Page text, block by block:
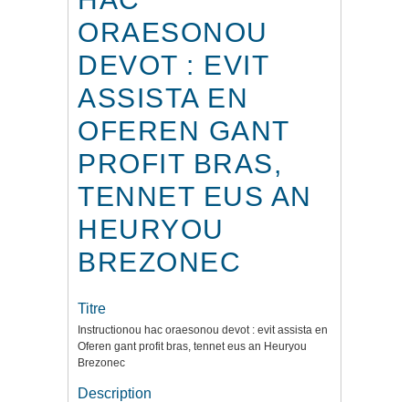
ORAESONOU
DEVOT : EVIT
ASSISTA EN
OFEREN GANT
PROFIT BRAS,
TENNET EUS AN
HEURYOU
BREZONEC
Titre
Instructionou hac oraesonou devot : evit assista en
Oferen gant profit bras, tennet eus an Heuryou
Brezonec
Description